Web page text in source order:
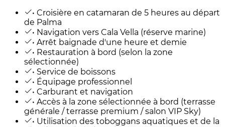
• Croisière en catamaran de 5 heures au départ
de Palma
• Navigation vers Cala Vella (réserve marine)
• Arrêt baignade d'une heure et demie
• Restauration à bord (selon la zone
sélectionnée)
• Service de boissons
• Équipage professionnel
• Carburant et navigation
• Accès à la zone sélectionnée à bord (terrasse
générale / terrasse premium / salon VIP Sky)
• Utilisation des toboggans aquatiques et de la